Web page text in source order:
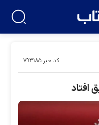
کد خبر:۷۹۳۱۸۵
افتاد